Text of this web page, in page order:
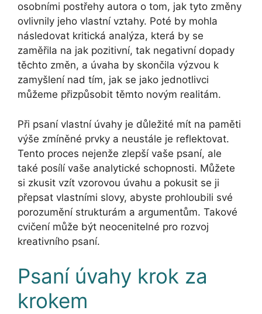
osobními postřehy autora o tom, jak tyto změny
ovlivnily jeho vlastní vztahy. Poté by mohla
následovat kritická analýza, která by se
zaměřila na jak pozitivní, tak negativní dopady
těchto změn, a úvaha by skončila výzvou k
zamyšlení nad tím, jak se jako jednotlivci
můžeme přizpůsobit těmto novým realitám.
Při psaní vlastní úvahy je důležité mít na paměti
výše zmíněné prvky a neustále je reflektovat.
Tento proces nejenže zlepší vaše psaní, ale
také posílí vaše analytické schopnosti. Můžete
si zkusit vzít vzorovou úvahu a pokusit se ji
přepsat vlastními slovy, abyste prohloubili své
porozumění strukturám a argumentům. Takové
cvičení může být neocenitelné pro rozvoj
kreativního psaní.
Psaní úvahy krok za
krokem